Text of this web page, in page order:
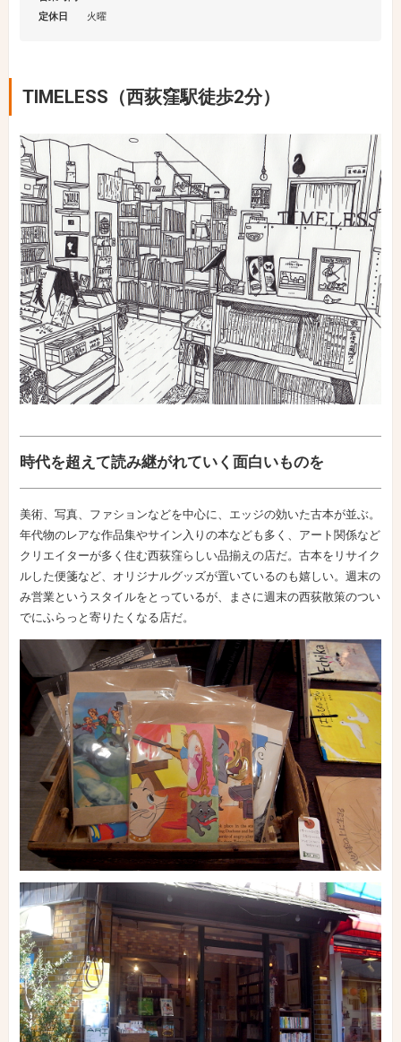
定休日
火曜
TIMELESS（西荻窪駅徒歩2分）
時代を超えて読み継がれていく面白いものを
美術、写真、ファションなどを中心に、エッジの効いた古本が並ぶ。
年代物のレアな作品集やサイン入りの本なども多く、アート関係など
クリエイターが多く住む西荻窪らしい品揃えの店だ。古本をリサイク
ルした便箋など、オリジナルグッズが置いているのも嬉しい。週末の
み営業というスタイルをとっているが、まさに週末の西荻散策のつい
でにふらっと寄りたくなる店だ。